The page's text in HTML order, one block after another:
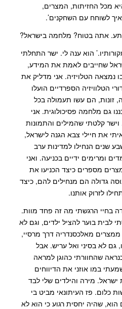
מכל החזיתות, המצרים,
לשוחח עם השחקנים’.
אתה בטוח? מלחמה בישראל?
הוא ענה לי. ישר התחלתי
שחייבים לאמת את המידע,
נמצאה הטלויזיה. אני מדליק את
הטלוויזיה הספרדיים הועלו
זונות, הם עשו תעמולה בכל
גם מלחמה פסיכולוגית. אני
קלטתי שהמילים והתמונות
את חיילי צבא הגנה לישראל,
שנים הנחילו למדינות ערב
ומרימים ידיים בכניעה. ואני
מספרים כיצד הכניעו את
גדולה הם מנחילים להם, כיצד
לזרוק אותנו.
בחיי הרגשתי מה זה פחד מוות.
לבית בוער להציל ילדים, וגם לא
מאלכסנדריה דרך מרסיי,
לא בסיני ואל עריש. אבל
שהחוורתי כהוגן למראה
במו אוזני את הדיווחים
מירה והילדים שלי לבד
כלום. פז העיתונאי מביט בי
הוא, שהיה יחסית רגוע כי הוא לא